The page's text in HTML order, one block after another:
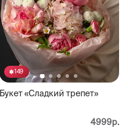
149
Букет «Сладкий трепет»
4999р.